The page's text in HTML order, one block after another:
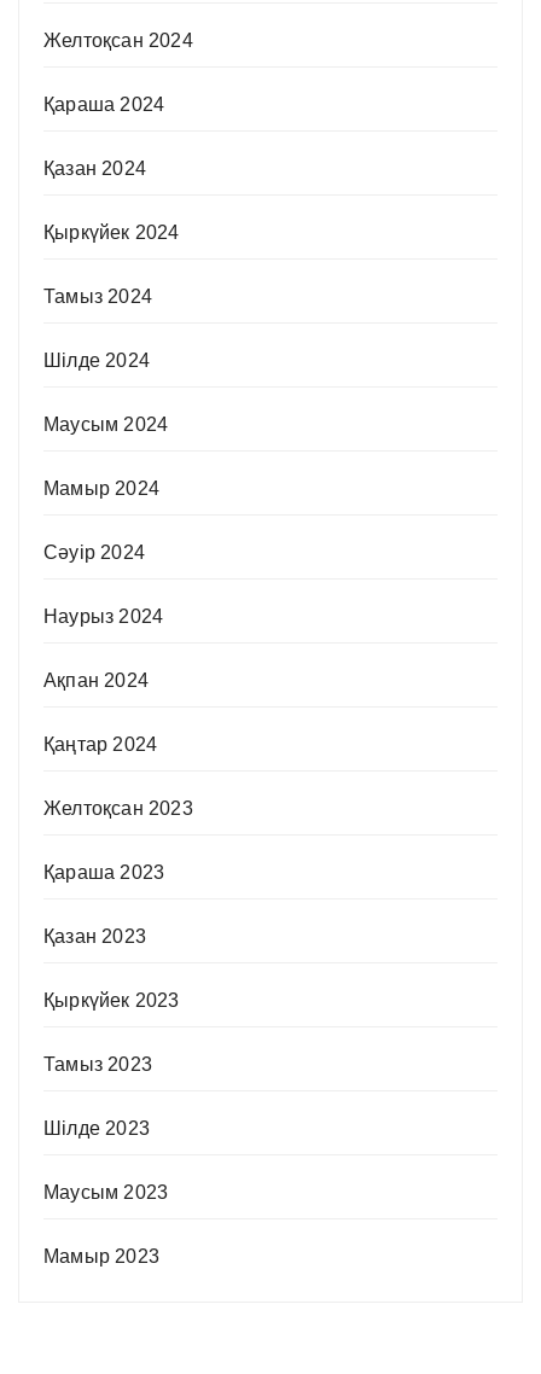
Желтоқсан 2024
Қараша 2024
Қазан 2024
Қыркүйек 2024
Тамыз 2024
Шілде 2024
Маусым 2024
Мамыр 2024
Сәуір 2024
Наурыз 2024
Ақпан 2024
Қаңтар 2024
Желтоқсан 2023
Қараша 2023
Қазан 2023
Қыркүйек 2023
Тамыз 2023
Шілде 2023
Маусым 2023
Мамыр 2023